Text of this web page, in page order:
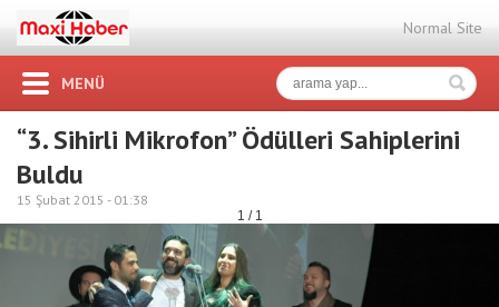
Normal Site
MENÜ
“3. Sihirli Mikrofon” Ödülleri Sahiplerini
Buldu
15 Şubat 2015 - 01:38
1 / 1